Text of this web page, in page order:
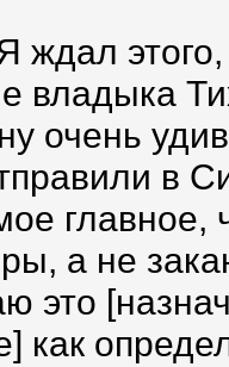
ждал
владыка
очень
в
главное,
а не
это
как